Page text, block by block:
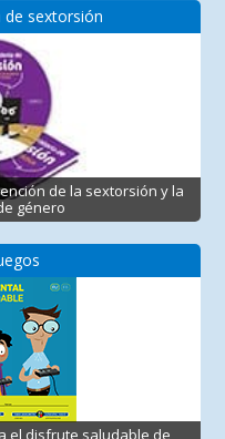
de sextorsión
de la sextorsión y la
género
el disfrute saludable de